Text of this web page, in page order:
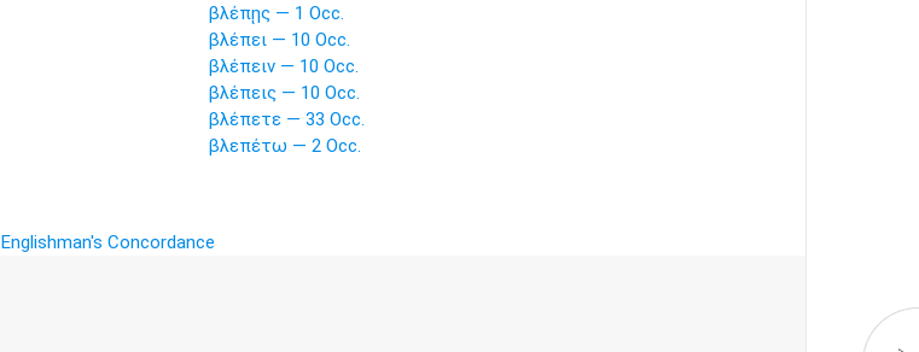
βλέπῃς — 1 Occ.
βλέπει — 10 Occ.
βλέπειν — 10 Occ.
βλέπεις — 10 Occ.
βλέπετε — 33 Occ.
βλεπέτω — 2 Occ.
Englishman's Concordance